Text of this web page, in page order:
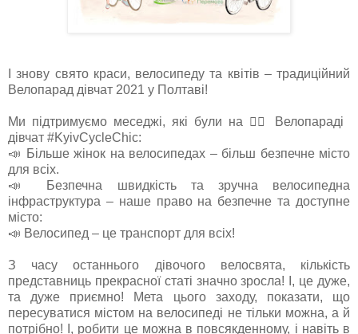
І знову свято краси, велосипеду та квітів – традиційний
Велопарад дівчат 2021 у Полтаві!
Ми підтримуємо меседжі, які були на 🚴‍♀ Велопараді
дівчат #KyivCycleChic:
📣 Більше жінок на велосипедах – більш безпечне місто
для всіх.
📣 Безпечна швидкість та зручна велосипедна
інфраструктура – наше право на безпечне та доступне
місто:
📣 Велосипед – це транспорт для всіх!
З часу останнього дівочого велосвята, кількість
представниць прекрасної статі значно зросла! І, це дуже,
та дуже приємно! Мета цього заходу, показати, що
пересуватися містом на велосипеді не тільки можна, а й
потрібно! І, робити це можна в повсякденному, і навіть в